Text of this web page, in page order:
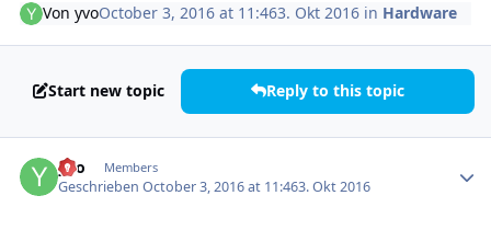
VonyvoOctober 3, 2016 at 11:463. Okt 2016 in Hardware
Start new topic Reply to this topic
yvo Members
GeschriebenOctober 3, 2016 at 11:463. Okt 2016